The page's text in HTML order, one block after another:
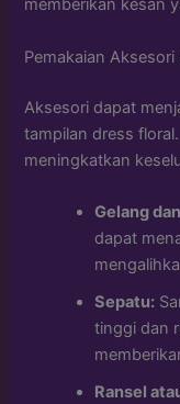
memberikan kesan
Pemakaian
Aksesori dapat
tampilan dress
meningkatkan
Gelang
dapat
Sepatu:
tinggi dan
Ransel